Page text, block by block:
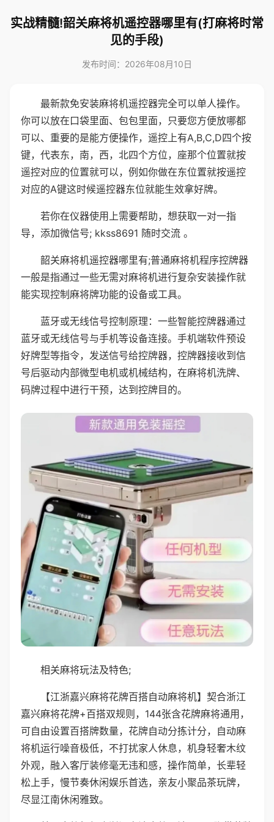
实战精髓!韶关麻将机遥控器哪里有(打麻将时常
见的手段)
发布时间：2026年08月10日
最新款免安装麻将机遥控器完全可以单人操作。
你可以放在口袋里面、包包里面，只要您方便放哪都
可以、重要的是能方便操作，遥控上有A,B,C,D四个按
键，代表东，南，西，北四个方位，座那个位置就按
遥控对应的位置就可以，例如你做在东位置就按遥控
对应的A键这时候遥控器东位就能生效拿好牌。
若你在仪器使用上需要帮助，想获取一对一指
导，添加微信号; kkss8691 随时交流 。
韶关麻将机遥控器哪里有;普通麻将机程序控牌器
一般是指通过一些无需对麻将机进行复杂安装操作就
能实现控制麻将牌功能的设备或工具。
蓝牙或无线信号控制原理：一些智能控牌器通过
蓝牙或无线信号与手机等设备连接。手机端软件预设
好牌型等指令，发送信号给控牌器，控牌器接收到信
号后驱动内部微型电机或机械结构，在麻将机洗牌、
码牌过程中进行干预，达到控牌目的。
相关麻将玩法及特色;
【江浙嘉兴麻将花牌百搭自动麻将机】契合浙江
嘉兴麻将花牌+百搭双规则，144张含花牌麻将通用，
可自由设置百搭牌数量，花牌自动分拣计分，自动麻
将机运行噪音极低，不打扰家人休息，机身轻奢木纹
外观，融入客厅装修毫无违和感，操作简单，长辈轻
松上手，慢节奏休闲娱乐首选，亲友小聚品茶玩牌，
尽显江南休闲雅致。